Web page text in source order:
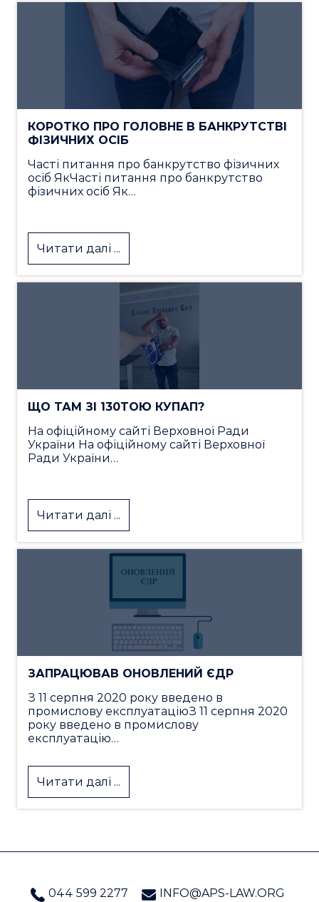
КОРОТКО ПРО ГОЛОВНЕ В БАНКРУТСТВІ
ФІЗИЧНИХ ОСІБ
Часті питання про банкрутство фізичних
осіб ЯкЧасті питання про банкрутство
фізичних осіб Як…
Читати далі ...
ЩО ТАМ ЗІ 130ТОЮ КУПАП?
На офіційному сайті Верховної Ради
України На офіційному сайті Верховної
Ради України…
Читати далі ...
ЗАПРАЦЮВАВ ОНОВЛЕНИЙ ЄДР
З 11 серпня 2020 року введено в
промислову експлуатаціюЗ 11 серпня 2020
року введено в промислову
експлуатацію…
Читати далі ...
044 599 2277 INFO@APS-LAW.ORG